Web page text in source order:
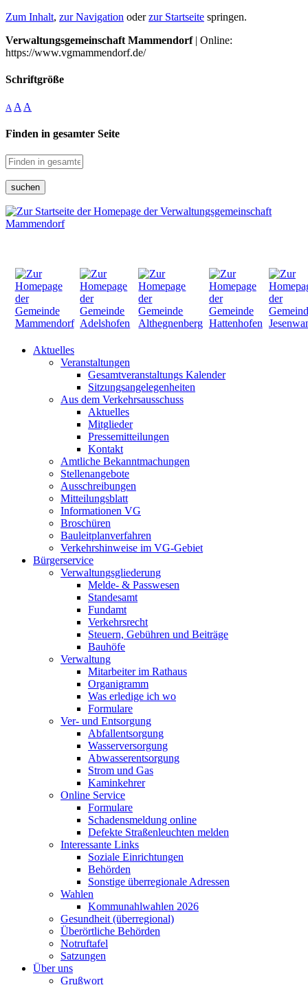
Zum Inhalt, zur Navigation oderzur Startseite springen.
Verwaltungsgemeinschaft Mammendorf| Online:
https://www.vgmammendorf.de/
Schriftgröße
A A A
Finden in gesamter Seite
suchen
Aktuelles
Veranstaltungen
Gesamtveranstaltungs Kalender
Sitzungsangelegenheiten
Aus dem Verkehrsausschuss
Aktuelles
Mitglieder
Pressemitteilungen
Kontakt
Amtliche Bekanntmachungen
Stellenangebote
Ausschreibungen
Mitteilungsblatt
Informationen VG
Broschüren
Bauleitplanverfahren
Verkehrshinweise im VG-Gebiet
Bürgerservice
Verwaltungsgliederung
Melde- & Passwesen
Standesamt
Fundamt
Verkehrsrecht
Steuern, Gebühren und Beiträge
Bauhöfe
Verwaltung
Mitarbeiter im Rathaus
Organigramm
Was erledige ich wo
Formulare
Ver- und Entsorgung
Abfallentsorgung
Wasserversorgung
Abwasserentsorgung
Strom und Gas
Kaminkehrer
Online Service
Formulare
Schadensmeldung online
Defekte Straßenleuchten melden
Interessante Links
Soziale Einrichtungen
Behörden
Sonstige überregionale Adressen
Wahlen
Kommunahlwahlen 2026
Gesundheit (überregional)
Überörtliche Behörden
Notruftafel
Satzungen
Über uns
Grußwort